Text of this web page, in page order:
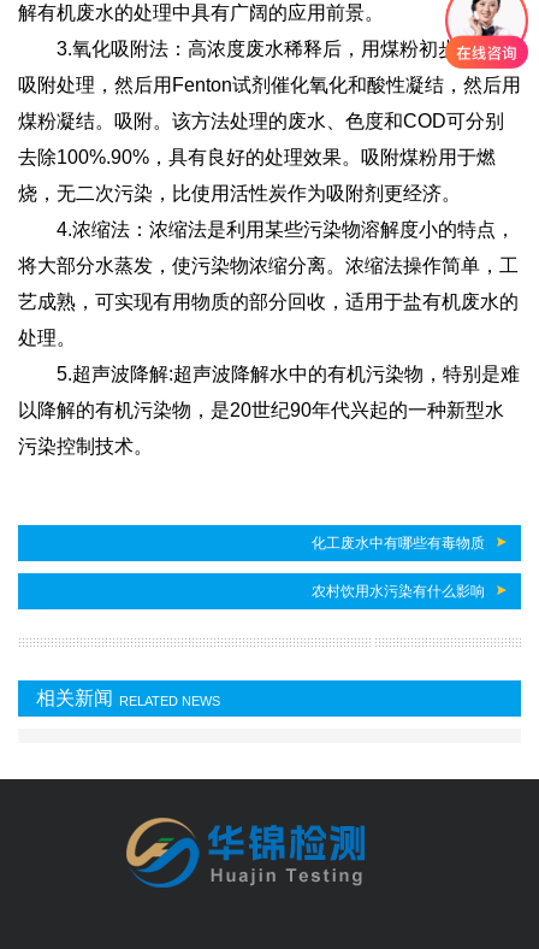
解有机废水的处理中具有广阔的应用前景。
3.氧化吸附法：高浓度废水稀释后，用煤粉初步凝结。
吸附处理，然后用Fenton试剂催化氧化和酸性凝结，然后用
煤粉凝结。吸附。该方法处理的废水、色度和COD可分别
去除100%.90%，具有良好的处理效果。吸附煤粉用于燃
烧，无二次污染，比使用活性炭作为吸附剂更经济。
4.浓缩法：浓缩法是利用某些污染物溶解度小的特点，
将大部分水蒸发，使污染物浓缩分离。浓缩法操作简单，工
艺成熟，可实现有用物质的部分回收，适用于盐有机废水的
处理。
5.超声波降解:超声波降解水中的有机污染物，特别是难
以降解的有机污染物，是20世纪90年代兴起的一种新型水
污染控制技术。
化工废水中有哪些有毒物质
农村饮用水污染有什么影响
相关新闻 RELATED NEWS